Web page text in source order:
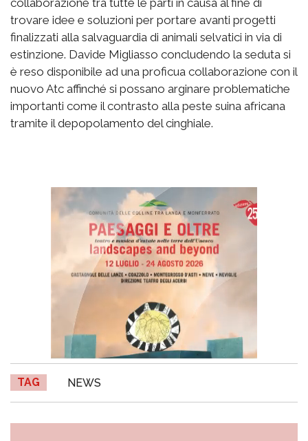
trovare idee e soluzioni per portare avanti progetti
finalizzati alla salvaguardia di animali selvatici in via di
estinzione. Davide Migliasso concludendo la seduta si
è reso disponibile ad una proficua collaborazione con il
nuovo Atc affinché si possano arginare problematiche
importanti come il contrasto alla peste suina africana
tramite il depopolamento del cinghiale.
TAG NEWS